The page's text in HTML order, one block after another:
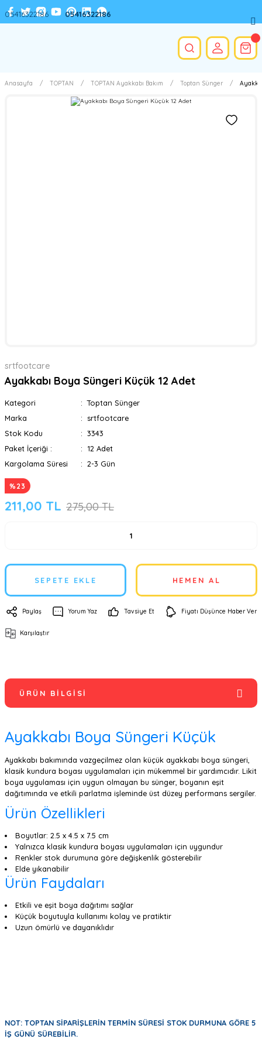
Anasayfa TOPTAN TOPTAN Ayakkabı Bakım Toptan Sünger
srtfootcare
Ayakkabı Boya Süngeri Küçük 12 Adet
Kategori
Toptan Sünger
Marka
srtfootcare
Stok Kodu
3343
Paket İçeriği :
12 Adet
Kargolama Süresi
2-3 Gün
%23
211,00 TL 275,00 TL
SEPETE EKLE HEMEN AL
Paylaş Yorum Yaz Tavsiye Et Fiyatı Düşünce Haber Ver
Karşılaştır
ÜRÜN BILGISI
Ayakkabı Boya Süngeri Küçük
Ayakkabı bakımında vazgeçilmez olan küçük ayakkabı boya süngeri,
klasik kundura boyası uygulamaları için mükemmel bir yardımcıdır. Likit
boya uygulaması için uygun olmayan bu sünger, boyanın eşit
dağıtımında ve etkili parlatma işleminde üst düzey performans sergiler.
Ürün Özellikleri
Boyutlar: 2.5 x 4.5 x 7.5 cm
Yalnızca klasik kundura boyası uygulamaları için uygundur
Renkler stok durumuna göre değişkenlik gösterebilir
Elde yıkanabilir
Ürün Faydaları
Etkili ve eşit boya dağıtımı sağlar
Küçük boyutuyla kullanımı kolay ve pratiktir
Uzun ömürlü ve dayanıklıdır
NOT: TOPTAN SİPARİŞLERİN TERMİN SÜRESİ STOK DURMUNA GÖRE 5
İŞ GÜNÜ SÜREBİLİR.
05416322186 05416322186